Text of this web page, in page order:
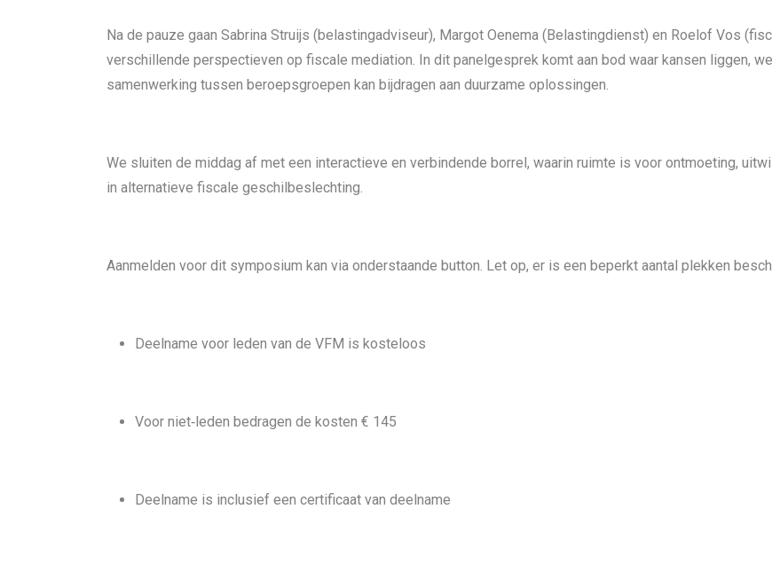
Na de pauze gaan Sabrina Struijs (belastingadviseur), Margot Oenema (Belastingdienst) en Roelof Vos
verschillende perspectieven op fiscale mediation. In dit panelgesprek komt aan bod waar kansen liggen,
samenwerking tussen beroepsgroepen kan bijdragen aan duurzame oplossingen.
We sluiten de middag af met een interactieve en verbindende borrel, waarin ruimte is voor ontmoeting,
in alternatieve fiscale geschilbeslechting.
Aanmelden voor dit symposium kan via onderstaande button. Let op, er is een beperkt aantal plekken
Deelname voor leden van de VFM is kosteloos
Voor niet‑leden bedragen de kosten € 145
Deelname is inclusief een certificaat van deelname